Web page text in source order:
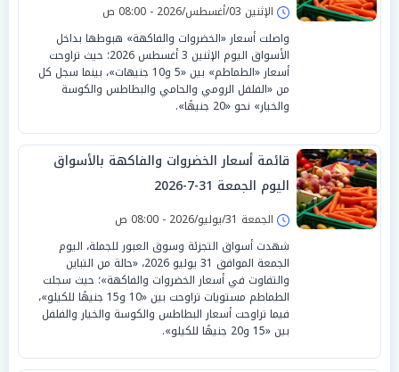
الإثنين 03/أغسطس/2026 - 08:00 ص
واصلت أسعار «الخضروات والفاكهة» هبوطها بداخل
الأسواق اليوم الإثنين 3 أغسطس 2026؛ حيث تراوحت
أسعار «الطماطم» بين «5 و10 جنيهات»، بينما سجل كل
من «الفلفل الرومي والحامي والبطاطس والكوسة
والخيار» نحو «20 جنيهًا».
قائمة أسعار الخضروات والفاكهة بالأسواق
اليوم الجمعة 31-7-2026
الجمعة 31/يوليو/2026 - 08:00 ص
شهدت أسواق التجزئة وسوق العبور للجملة، اليوم
الجمعة الموافق 31 يوليو 2026، «حالة من التباين
والتفاوت في أسعار الخضروات والفاكهة»؛ حيث سجلت
الطماطم مستويات تراوحت بين «10 و15 جنيهًا للكيلو»،
فيما تراوحت أسعار البطاطس والكوسة والخيار والفلفل
بين «15 و20 جنيهًا للكيلو».